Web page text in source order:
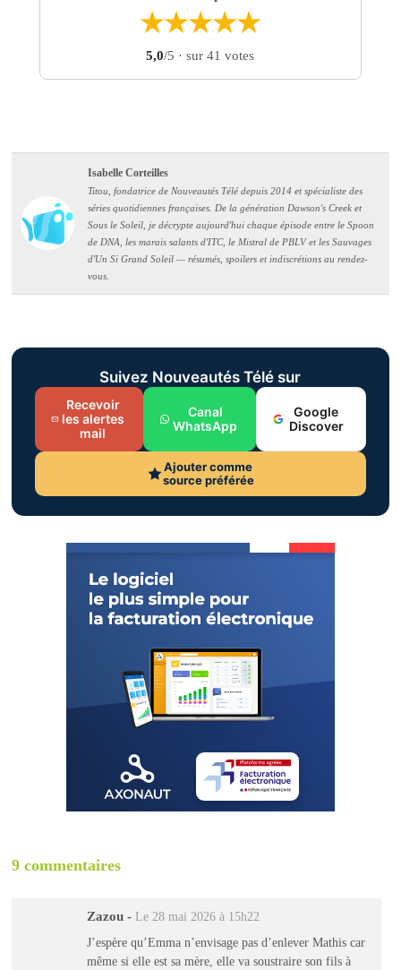
★★★★★
5,0/5 · sur 41 votes
Isabelle Corteilles
Titou, fondatrice de Nouveautés Télé depuis 2014 et spécialiste des
séries quotidiennes françaises. De la génération Dawson's Creek et
Sous le Soleil, je décrypte aujourd'hui chaque épisode entre le Spoon
de DNA, les marais salants d'ITC, le Mistral de PBLV et les Sauvages
d'Un Si Grand Soleil — résumés, spoilers et indiscrétions au rendez-
vous.
Suivez Nouveautés Télé sur
Recevoir
les alertes
mail
Canal
WhatsApp
Google
Discover
Ajouter comme
source préférée
9 commentaires
Zazou - Le 28 mai 2026 à 15h22
J’espère qu’Emma n’envisage pas d’enlever Mathis car
même si elle est sa mère, elle va soustraire son fils à